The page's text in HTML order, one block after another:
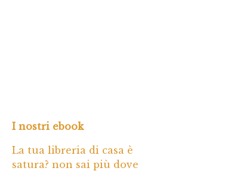
I nostri ebook
La tua libreria di casa è
satura? non sai più dove